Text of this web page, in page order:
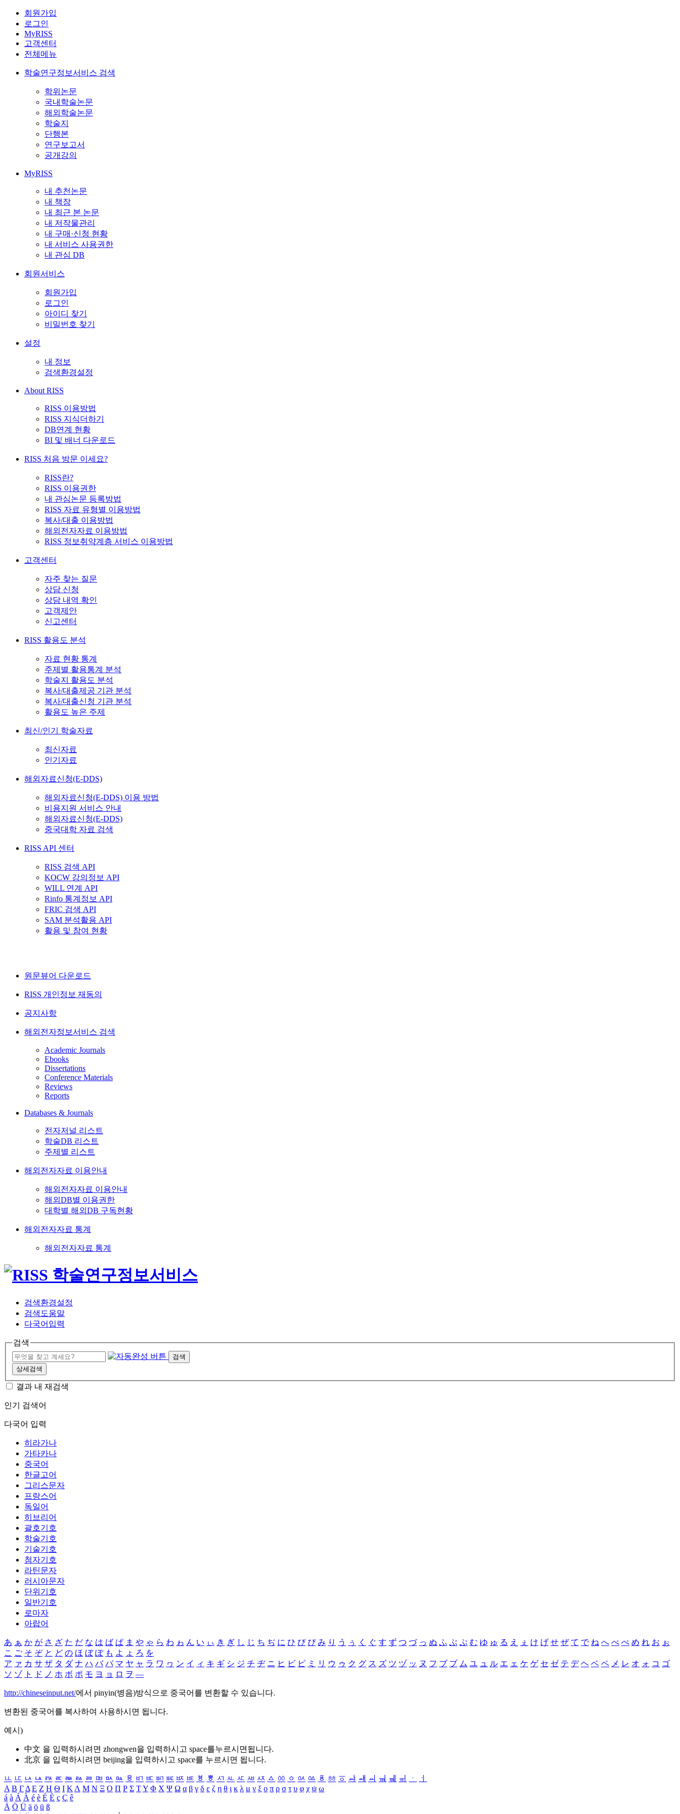
회원가입
로그인
MyRISS
고객센터
전체메뉴
학술연구정보서비스 검색
학위논문
국내학술논문
해외학술논문
학술지
단행본
연구보고서
공개강의
MyRISS
내 추천논문
내 책장
내 최근 본 논문
내 저작물관리
내 구매·신청 현황
내 서비스 사용권한
내 관심 DB
회원서비스
회원가입
로그인
아이디 찾기
비밀번호 찾기
설정
내 정보
검색환경설정
About RISS
RISS 이용방법
RISS 지식더하기
DB연계 현황
BI 및 배너 다운로드
RISS 처음 방문 이세요?
RISS란?
RISS 이용권한
내 관심논문 등록방법
RISS 자료 유형별 이용방법
복사/대출 이용방법
해외전자자료 이용방법
RISS 정보취약계층 서비스 이용방법
고객센터
자주 찾는 질문
상담 신청
상담 내역 확인
고객제안
신고센터
RISS 활용도 분석
자료 현황 통계
주제별 활용통계 분석
학술지 활용도 분석
복사/대출제공 기관 분석
복사/대출신청 기관 분석
활용도 높은 주제
최신/인기 학술자료
최신자료
인기자료
해외자료신청(E-DDS)
해외자료신청(E-DDS) 이용 방법
비용지원 서비스 안내
해외자료신청(E-DDS)
중국대학 자료 검색
RISS API 센터
RISS 검색 API
KOCW 강의정보 API
WILL 연계 API
Rinfo 통계정보 API
FRIC 검색 API
SAM 분석활용 API
활용 및 참여 현황
원문뷰어 다운로드
RISS 개인정보 재동의
공지사항
해외전자정보서비스 검색
Academic Journals
Ebooks
Dissertations
Conference Materials
Reviews
Reports
Databases & Journals
전자저널 리스트
학술DB 리스트
주제별 리스트
해외전자자료 이용안내
해외전자자료 이용안내
해외DB별 이용권한
대학별 해외DB 구독현황
해외전자자료 통계
해외전자자료 통계
검색환경설정
검색도움말
다국어입력
검색
검색
상세검색
결과 내 재검색
인기 검색어
다국어 입력
히라가나
가타카나
중국어
한글고어
그리스문자
프랑스어
독일어
히브리어
괄호기호
학술기호
기술기호
첨자기호
라틴문자
러시아문자
단위기호
일반기호
로마자
아랍어
あ ぁ か が さ ざ た だ な は ば ぱ ま や ゃ ら わ ゎ ん い ぃ き ぎ し じ ち ぢ に ひ び ぴ み り う ぅ く ぐ す ず つ づ っ ぬ ふ ぶ ぷ む ゆ ゅ る え ぇ け げ せ ぜ て で ね へ べ ぺ め れ お ぉ
こ ご そ ぞ と ど の ほ ぼ ぽ も よ ょ ろ を
ア ァ カ サ ザ タ ダ ナ ハ バ パ マ ヤ ャ ラ ワ ヮ ン イ ィ キ ギ シ ジ チ ヂ ニ ヒ ビ ピ ミ リ ウ ゥ ク グ ス ズ ツ ヅ ッ ヌ フ ブ プ ム ユ ュ ル エ ェ ケ ゲ セ ゼ テ デ ヘ ベ ペ メ レ オ ォ コ ゴ
ソ ゾ ト ド ノ ホ ボ ポ モ ヨ ョ ロ ヲ ―
http://chineseinput.net/에서 pinyin(병음)방식으로 중국어를 변환할 수 있습니다.
변환된 중국어를 복사하여 사용하시면 됩니다.
예시)
中文 을 입력하시려면 zhongwen을 입력하시고 space를누르시면됩니다.
北京 을 입력하시려면 beijing을 입력하시고 space를 누르시면 됩니다.
ㅥ ㅦ ㅧ ㅨ ㅩ ㅪ ㅫ ㅬ ㅭ ㅮ ㅯ ㅰ ㅱ ㅲ ㅳ ㅴ ㅵ ㅶ ㅷ ㅸ ㅹ ㅺ ㅻ ㅼ ㅽ ㅾ ㅿ ㆀ ㆁ ㆂ ㆃ ㆄ ㆅ ㆆ ㆇ ㆈ ㆉ ㆊ ㆋ ㆌ ㆍ
ㆎ
Α Β ΓΔ Ε Ζ Η Θ Ι ΚΛ Μ Ν Ξ Ο Π Ρ Σ ΤΥ Φ Χ Ψ Ω α β γ δ ε ζ η θ ι κ λ μ ν ξ ο π ρ σ τ υ φ χ ψ ω
á à Á À é è É È ç Ç ê
Ä Ö Ü ä ö ü ß